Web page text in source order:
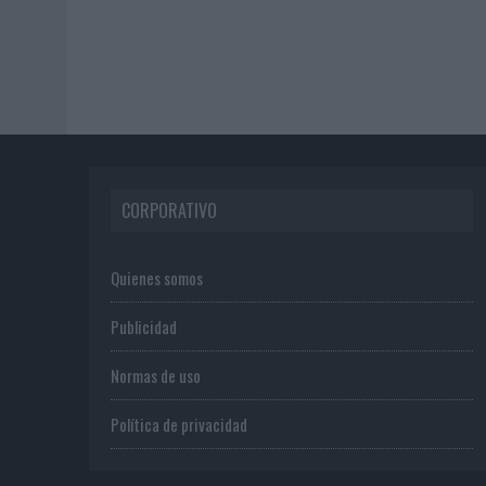
CORPORATIVO
Quienes somos
Publicidad
Normas de uso
Política de privacidad